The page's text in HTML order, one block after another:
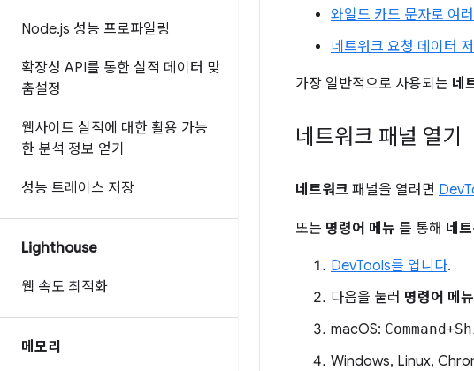
Node.js 성능 프로파일링
확장성 API를 통한 실적 데이터 맞
춤설정
웹사이트 실적에 대한 활용 가능
한 분석 정보 얻기
성능 트레이스 저장
Lighthouse
웹 속도 최적화
메모리
와일드 카드 문자로 여
네트워크 요청 데이터
가장 일반적으로 사용되는 네
네트워크 패널 열기
네트워크 패널을 열려면
또는 명령어 메뉴 를 통해 네
DevTools를 엽니다.
다음을 눌러 명령어 메뉴
macOS: Command+
Windows, Linux,